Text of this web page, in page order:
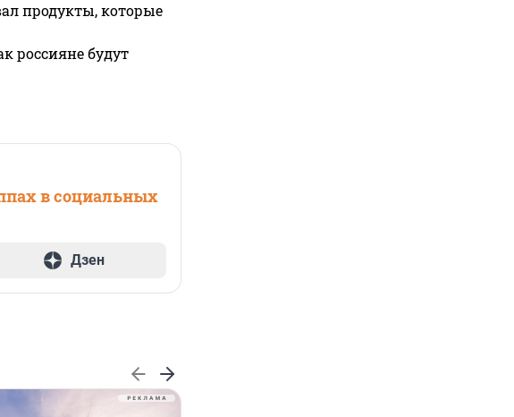
продукты, которые
россияне будут
в социальных
Дзен